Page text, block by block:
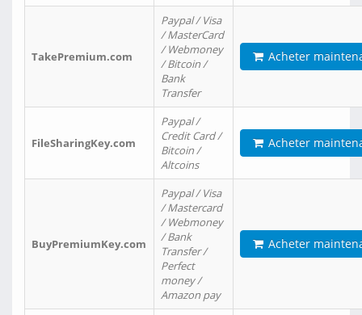
TakePremium.com
Paypal / Visa
/ MasterCard
/ Webmoney
/ Bitcoin /
Bank
Transfer
Acheter
FileSharingKey.com
Paypal /
Credit Card /
Bitcoin /
Altcoins
Acheter
BuyPremiumKey.com
Paypal / Visa
/ Mastercard
/ Webmoney
/ Bank
Transfer /
Perfect
money /
Amazon pay
Acheter